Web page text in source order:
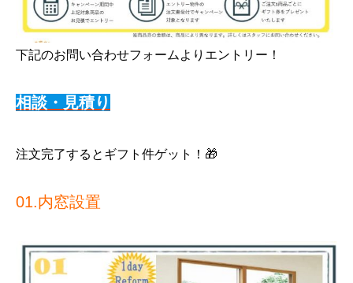
下記のお問い合わせフォームよりエントリー！
相談・見積り
注文完了するとギフト件ゲット！🎁
01.内窓設置